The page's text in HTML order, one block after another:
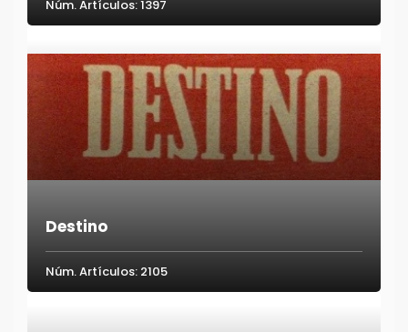
Núm. Artículos: 1397
Destino
Núm. Artículos: 2105